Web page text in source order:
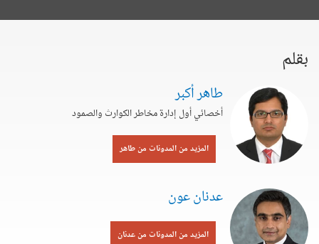
بقلم
طاهر أكبر
أخصائي أول إدارة مخاطر الكوارث والصمود
المزيد من المدونات من طاهر
عدنان عون
المزيد من المدونات من عدنان